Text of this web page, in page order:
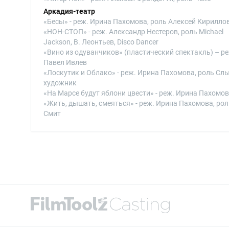
Аркадия-театр
«Бесы» - реж. Ирина Пахомова, роль Алексей
«НОН-СТОП» - реж. Александр Нестеров, роль Michael
Jackson, В. Леонтьев, Disco Dancer
«Вино из одуванчиков» (пластический спектакль) –
Павел Ивлев
«Лоскутик и Облако» - реж. Ирина Пахомова, роль
художник
«На Марсе будут яблони цвести» - реж. Ирина
«Жить, дышать, смеяться» - реж. Ирина Пахомова,
Смит